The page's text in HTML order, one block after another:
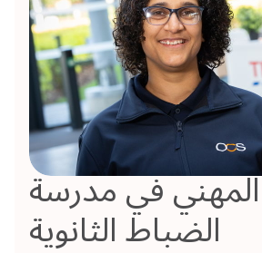
المهني في مدرسة
الضباط الثانوية